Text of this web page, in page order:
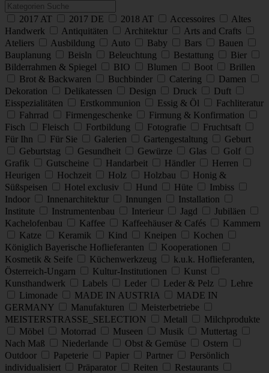
2017 AT 2017 DE 2018 AT Accessoires
Altes
Handwerk
Antiquitäten Architektur
Arts and Crafts
Ateliers
Ausbildung Auto Baby Bars
Bauen
Bauplanung
Beisln Beleuchtung Bestattung
Bier
Bilderrahmen & Spiegel
BIO Blumen Boot
Brillen
Brot & Backwaren
Buchbinder Catering
Damen
Dekoration
Delikatessen Design Druck
Duft
Eisspezialitäten
Erstkommunion Essig & Öl
Fachliteratur
Fahrrad
Firmengeschenke
Firmung & Konfirmation
Fisch
Fleisch Fortbildung Fotografie
Fruchtsaft
Für Ihn
Für Sie Galerien Gartengestaltung
Geburt
Geburtstag
Gesundheit Gewürze Glas
Golf
Grafik
Gutscheine Handarbeit Händler
Herren
Heurigen
Hochzeit Holz Holzbau
Honig &
Süßspeisen
Hotel exclusiv Hund Hüte
Imbiss
Indoor
Innenarchitektur Innungen
Installation
Institute
Instrumentenbau Interieur Jagd
Jubiläen
Kachelofenbau
Kaffee Kaffeehäuser & Cafés
Kammern
Katze
Keramik Kind Kneipen
Kochen
Königlich Bayerische Hoflieferanten
Kooperationen
Kosmetik & Seife
Küchenwerkzeug
k.u.k. Hoflieferanten,
Österreich-Ungarn
Kultur-Institutionen
Kunst
Kunsthandwerk
Labels Leder Leder & Pelz
Lehre
Limonade
MADE IN AUSTRIA
MADE IN
GERMANY
Manufakturen
Meisterbetriebe
MEISTERSTRASSE_SELECTION
Metall
Milchprodukte
Möbel
Motorrad Museen Musik
Muttertag
Nach Maß
Niederlande Obst & Gemüse
Ostern
Outdoor
Papeterie Papier Partner
Persönlich
individualisiert
Präparator Reiten
Restaurants